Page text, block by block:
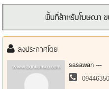
สถานที่ใกล้เคียง
- ติดกับ TCFF OFFICE หรือ T59
- ติดกับ ร้านแสงจันทร์ยานยนต์
- MRT รถไฟฟ้าสายสีม่วง สถานีสาม
ลงประกาศโดย
sasawan ---